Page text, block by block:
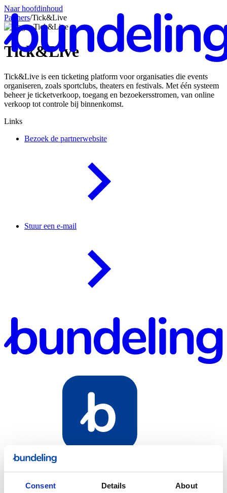
Consent Details About
Naar hoofdinhoud
Partners/Tick&Live
Tick&Live
Tick&Live is een ticketing platform voor organisaties die events
organiseren, zoals sportclubs, theaters en festivals. Met één systeem
beheer je ticketverkoop, toegang en bezoekersstromen, van online
verkoop tot controle bij binnenkomst.
Links
Bezoek de partnerwebsite
Stuur een e-mail
Sport